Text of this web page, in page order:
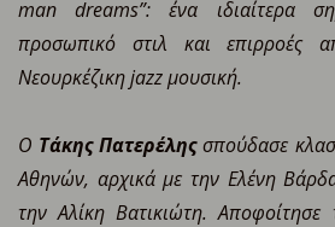
man dreams”: ένα ιδιαίτερα
προσωπικό στιλ και
Νεουρκέζικη jazz μουσική.
Ο Τάκης Πατερέληςσπούδασε
Αθηνών, αρχικά με την Ελένη
την Αλίκη Βατικιώτη.